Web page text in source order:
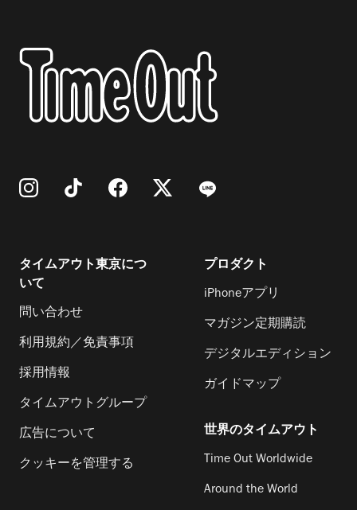
タイムアウト東京につ
いて
問い合わせ
利用規約／免責事項
採用情報
タイムアウトグループ
広告について
クッキーを管理する
プロダクト
iPhoneアプリ
マガジン定期購読
デジタルエディション
ガイドマップ
世界のタイムアウト
Time Out Worldwide
Around the World